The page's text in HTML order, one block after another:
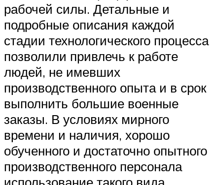
рабочей силы. Детальные и
подробные описания каждой
стадии технологического процесса
позволили привлечь к работе
людей, не имевших
производственного опыта и в срок
выполнить большие военные
заказы. В условиях мирного
времени и наличия, хорошо
обученного и достаточно опытного
производственного персонала